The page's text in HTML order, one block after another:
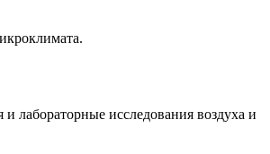
лабораторные исследования воздуха и